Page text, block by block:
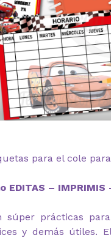
para el cole
EDITAS – IMPRIMIS
súper prácticas
y demás útiles.